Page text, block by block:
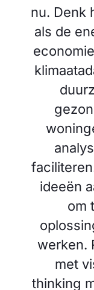
nu. Denk
als de
ideeën
om
werken.
met
thinking